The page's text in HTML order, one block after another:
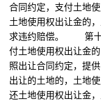
合同约定，支付土地
土地使用权出让金的
求违约赔偿。 第十
付土地使用权出让金
照出让合同约定，提
出让的土地的，土地
还土地使用权出让金